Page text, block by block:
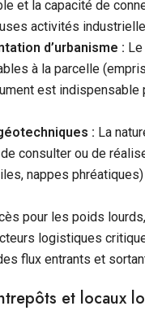
et la capacité de
activités
d’urbanisme :
à la parcelle
est
: La
consulter ou de
nappes
pour les poids
logistiques
flux entrants et
et locaux